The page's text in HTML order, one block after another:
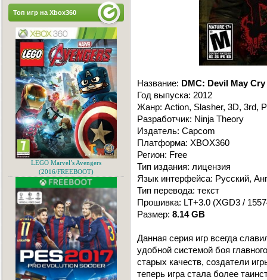
Название: DMC: Devil May Cry
Год выпуска: 2012
Жанр: Action, Slasher, 3D, 3rd,
Разработчик: Ninja Theory
Издатель: Capcom
Платформа: XBOX360
Регион: Free
Тип издания: лицензия
Язык интерфейса: Русский,
Тип перевода: текст
Прошивка: LT+3.0 (XGD3 /
Размер: 8.14 GB
Данная серия игр всегда
удобной системой боя
старых качеств, создатели
теперь игра стала более
Топ игр на Xbox360
LEGO Marvel’s Avengers
(2016/FREEBOOT)